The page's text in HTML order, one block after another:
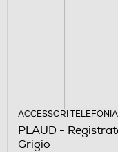
ACCESSORI TELEFONIA
PLAUD -
Grigio